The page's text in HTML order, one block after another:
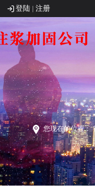
登陆 | 注册
您现在的位置：